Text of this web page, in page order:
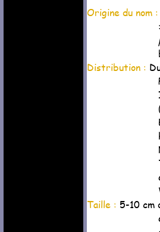
Origine du nom :
Distribution :
Taille : 5-10 cm